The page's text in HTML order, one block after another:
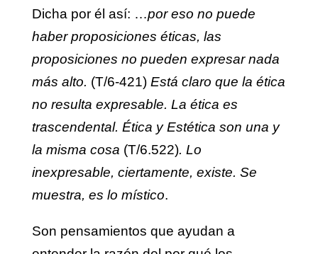
Dicha por él así: …por eso no puede
haber proposiciones éticas, las
proposiciones no pueden expresar nada
más alto. (T/6-421) Está claro que la ética
no resulta expresable. La ética es
trascendental. Ética y Estética son una y
la misma cosa (T/6.522). Lo
inexpresable, ciertamente, existe. Se
muestra, es lo místico.
Son pensamientos que ayudan a